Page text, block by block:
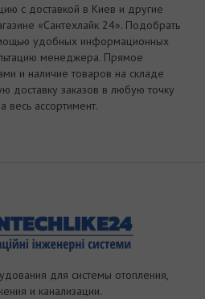
с доставкой в Киев и другие
«Сантехлайк 24». Подобрать
удобных информационных
менеджера. Прямое
и наличие товаров на складе
доставку заказов в любую точку
весь ассортимент.
для системы отопления,
и канализации.